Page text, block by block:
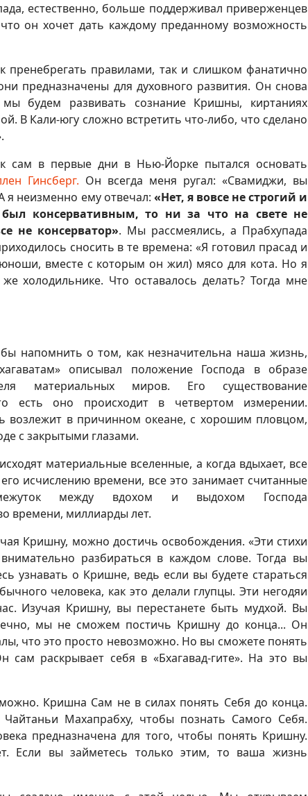
естественно, больше поддерживал приверженцев
он хочет дать каждому преданному возможность
пренебрегать правилами, так и слишком фанатично
предназначены для духовного развития. Он снова
будем развивать сознание Кришны, киртаниях
В Кали-югу сложно встретить что-либо, что сделано
сам в первые дни в Нью-Йорке пытался основать
Гинсберг. Он всегда меня ругал: «Свамиджи, вы
я неизменно ему отвечал: «Нет, я вовсе не строгий и
консервативным, то ни за что на свете не
не консерватор». Мы рассмеялись, а Прабхупада
сносить в те времена: «Я готовил прасад и
вместе с которым он жил) мясо для кота. Но я
холодильнике. Что оставалось делать? Тогда мне
напомнить о том, как незначительна наша жизнь,
описывал положение Господа в образе
материальных миров. Его существование
есть оно происходит в четвертом измерении.
возлежит в причинном океане, с хорошим пловцом,
с закрытыми глазами.
материальные вселенные, а когда вдыхает, все
исчислению времени, все это занимает считанные
между вдохом и выдохом Господа
времени, миллиарды лет.
Кришну, можно достичь освобождения. «Эти стихи
разбираться в каждом слове. Тогда вы
узнавать о Кришне, ведь если вы будете стараться
человека, как это делали глупцы. Эти негодяи
Изучая Кришну, вы перестанете быть мудхой. Вы
мы не сможем постичь Кришну до конца... Он
что это просто невозможно. Но вы сможете понять
раскрывает себя в «Бхагавад-гите». На это вы
Кришна Сам не в силах понять Себя до конца.
Махапрабху, чтобы познать Самого Себя.
предназначена для того, чтобы понять Кришну.
Если вы займетесь только этим, то ваша жизнь